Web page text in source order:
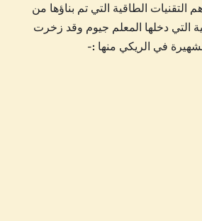
التقنيات الطاقية التي تم بناؤها من
التي دخلها المعلم جيوم وقد زخرت
في الريكي منها :-